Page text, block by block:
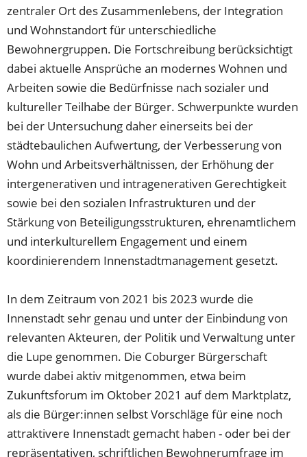
zentraler Ort des Zusammenlebens, der Integration
und Wohnstandort für unterschiedliche
Bewohnergruppen. Die Fortschreibung berücksichtigt
dabei aktuelle Ansprüche an modernes Wohnen und
Arbeiten sowie die Bedürfnisse nach sozialer und
kultureller Teilhabe der Bürger. Schwerpunkte wurden
bei der Untersuchung daher einerseits bei der
städtebaulichen Aufwertung, der Verbesserung von
Wohn und Arbeitsverhältnissen, der Erhöhung der
intergenerativen und intragenerativen Gerechtigkeit
sowie bei den sozialen Infrastrukturen und der
Stärkung von Beteiligungsstrukturen, ehrenamtlichem
und interkulturellem Engagement und einem
koordinierendem Innenstadtmanagement gesetzt.
In dem Zeitraum von 2021 bis 2023 wurde die
Innenstadt sehr genau und unter der Einbindung von
relevanten Akteuren, der Politik und Verwaltung unter
die Lupe genommen. Die Coburger Bürgerschaft
wurde dabei aktiv mitgenommen, etwa beim
Zukunftsforum im Oktober 2021 auf dem Marktplatz,
als die Bürger:innen selbst Vorschläge für eine noch
attraktivere Innenstadt gemacht haben - oder bei der
repräsentativen, schriftlichen Bewohnerumfrage im